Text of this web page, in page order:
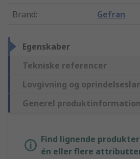
Brand: Gefran
Egenskaber
Tekniske referencer
Lovgivning og
Generel produktinformation
Find lignende
én eller flere